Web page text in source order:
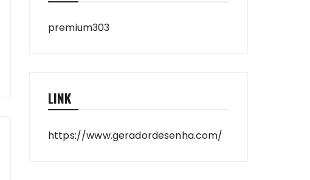
premium303
LINK
https://www.geradordesenha.com/